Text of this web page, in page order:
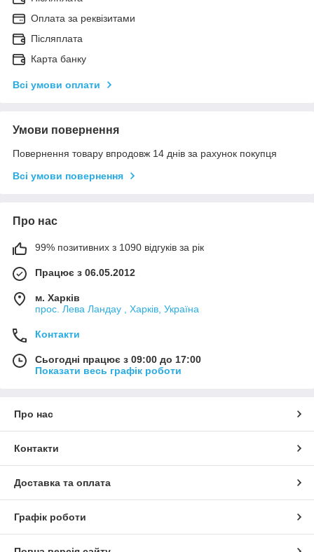
Оплата за реквізитами
Післяплата
Карта банку
Всі умови оплати
Умови повернення
Повернення товару впродовж 14 днів за рахунок покупця
Всі умови повернення
Про нас
99% позитивних з 1090 відгуків за рік
Працює з 06.05.2012
м. Харків
прос. Лева Ландау , Харків, Україна
Контакти
Сьогодні працює з 09:00 до 17:00
Показати весь графік роботи
Про нас
Контакти
Доставка та оплата
Графік роботи